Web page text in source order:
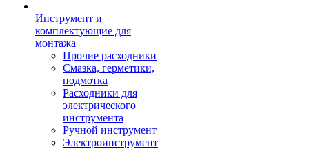
Инструмент и
комплектующие для
монтажа
Прочие расходники
Смазка, герметики,
подмотка
Расходники для
электрического
инструмента
Ручной инструмент
Электроинструмент